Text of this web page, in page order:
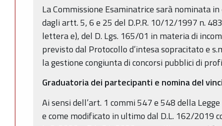
La Commissione Esaminatrice sarà nominata
dagli artt. 5, 6 e 25 del D.P.R. 10/12/1997 n.
lettera e), del D. Lgs. 165/01 in materia di
previsto dal Protocollo d’intesa sopracitato e
la gestione congiunta di concorsi pubblici di
Graduatoria dei partecipanti e nomina del
Ai sensi dell’art. 1 commi 547 e 548 della
e come modificato in ultimo dal D.L. 162/2019